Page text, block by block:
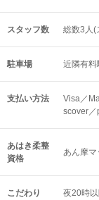
スタッフ数 総数3人(
駐車場 近隣有料
支払い方法
Visa／
scover／
あはき柔整
資格
あん摩マ
こだわり
夜20時